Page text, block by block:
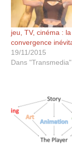
jeu, TV, cinéma : la
convergence
19/11/2015
Dans "Transmedia"